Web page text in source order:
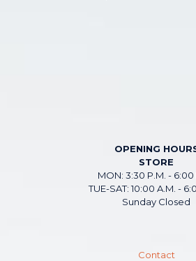
OPENING
STORE
MON: 3:30 P.M. - 6:00
TUE-SAT: 10:00 A.M. -
Sunday Closed
Contact